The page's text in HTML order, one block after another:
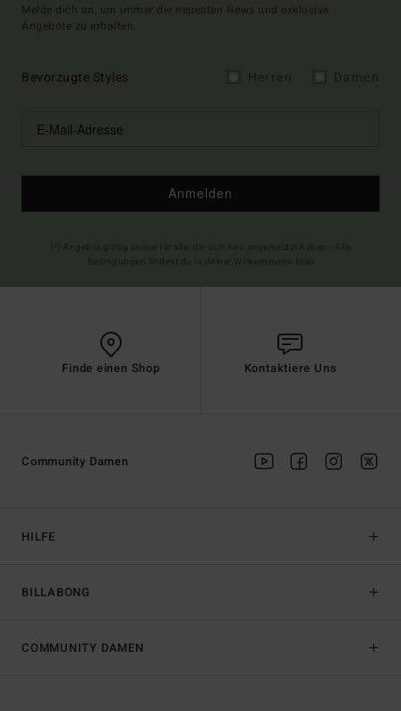
Melde dich an, um immer die neuesten News und exklusive
Angebote zu erhalten.
Bevorzugte Styles
Anmelden
Finde einen Shop Kontaktiere Uns
HILFE
BILLABONG
Community Damen
COMMUNITY DAMEN